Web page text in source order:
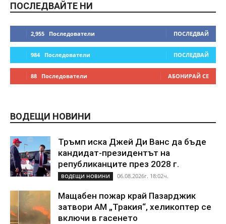
ПОСЛЕДВАЙТЕ НИ
2,955 Последователи ПОСЛЕДВАЙ
984 Последователи ПОСЛЕДВАЙ
88 Последователи АБОНИРАЙ СЕ
ВОДЕЩИ НОВИНИ
Тръмп иска Джей Ди Ванс да бъде
кандидат-президентът на
републиканците през 2028 г.
ВОДЕЩИ НОВИНИ 06.08.2026г. 18:02ч.
Мащабен пожар край Пазарджик
затвори АМ „Тракия“, хеликоптер се
включи в гасенето